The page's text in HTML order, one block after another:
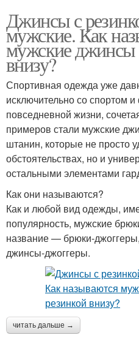
Джинсы с
мужские. Как
мужские джинсы
внизу?
Спортивная одежда уже
исключительно со спортом
повседневной жизни,
примеров стали мужские
штанин, которые не просто
обстоятельствах, но и
остальными элементами
Как они называются?
Как и любой вид одежды,
популярность, мужские
название — брюки-
джинсы-джоггеры.
читать дальше →